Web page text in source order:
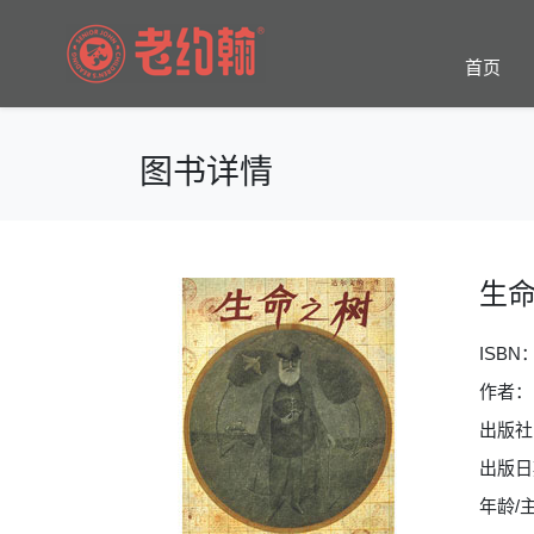
首页
图书详情
生
ISBN
作者
出版
出版
年龄/